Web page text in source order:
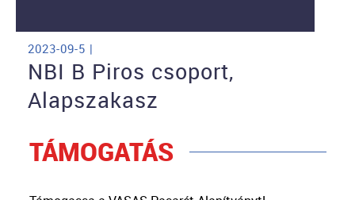
2023-09-5 |
NBI B Piros csoport,
Alapszakasz
TÁMOGATÁS